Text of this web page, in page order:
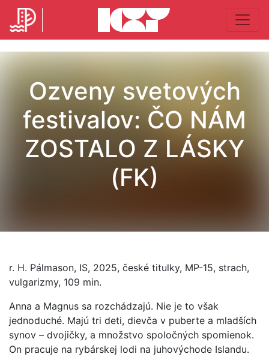
Ozveny svetových
festivalov: ČO NÁM
ZOSTALO Z LÁSKY
(FK)
r. H. Pálmason, IS, 2025, české titulky, MP-15, strach,
vulgarizmy, 109 min.
Anna a Magnus sa rozchádzajú. Nie je to však
jednoduché. Majú tri deti, dievča v puberte a mladších
synov – dvojičky, a množstvo spoločných spomienok.
On pracuje na rybárskej lodi na juhovýchode Islandu.